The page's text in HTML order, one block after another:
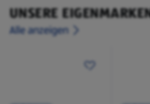
UNSERE
Alle anzeigen